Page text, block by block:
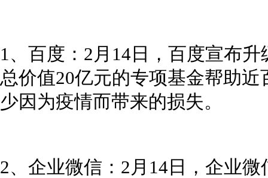
1、百度：2月14日，百度宣布
总价值20亿元的专项基金帮助
少因为疫情而带来的损失。
2、企业微信：2月14日，企业